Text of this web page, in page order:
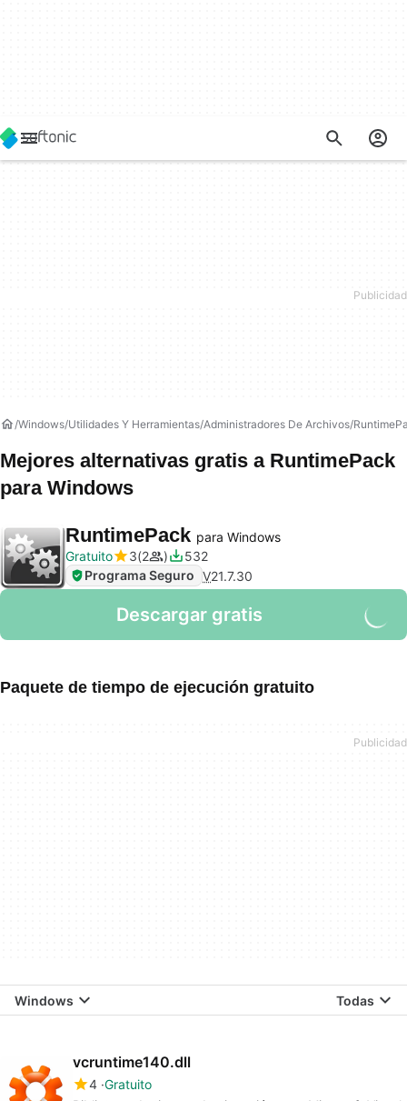
Windows Utilidades Y Herramientas Administradores De Archivos
Mejores alternativas gratis a RuntimePack
para Windows
RuntimePack para Windows
Gratuito
3 2
532
Programa Seguro V21.7.30
Descargar gratis
Paquete de tiempo de ejecución gratuito
Windows Todas
vcruntime140.dll
4 Gratuito